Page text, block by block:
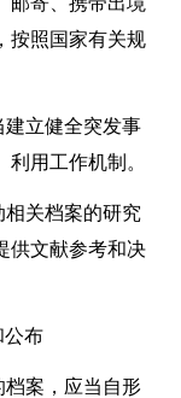
按照国家有关规
立健全突发事
用工作机制。
关档案的研究
供文献参考和决
布
案，应当自形